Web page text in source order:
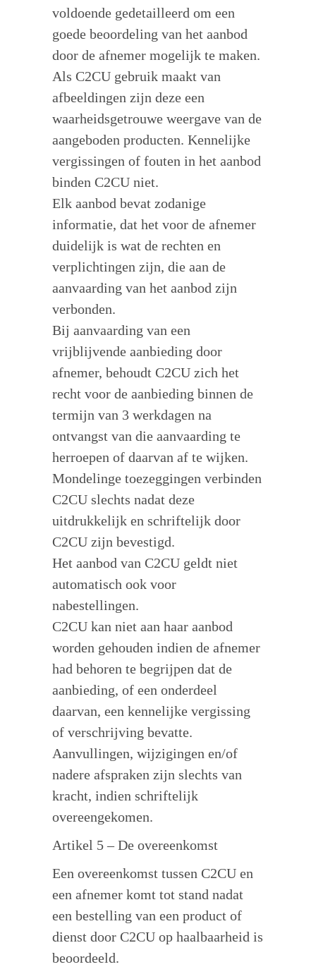
voldoende gedetailleerd om een
goede beoordeling van het aanbod
door de afnemer mogelijk te maken.
Als C2CU gebruik maakt van
afbeeldingen zijn deze een
waarheidsgetrouwe weergave van de
aangeboden producten. Kennelijke
vergissingen of fouten in het aanbod
binden C2CU niet.
Elk aanbod bevat zodanige
informatie, dat het voor de afnemer
duidelijk is wat de rechten en
verplichtingen zijn, die aan de
aanvaarding van het aanbod zijn
verbonden.
Bij aanvaarding van een
vrijblijvende aanbieding door
afnemer, behoudt C2CU zich het
recht voor de aanbieding binnen de
termijn van 3 werkdagen na
ontvangst van die aanvaarding te
herroepen of daarvan af te wijken.
Mondelinge toezeggingen verbinden
C2CU slechts nadat deze
uitdrukkelijk en schriftelijk door
C2CU zijn bevestigd.
Het aanbod van C2CU geldt niet
automatisch ook voor
nabestellingen.
C2CU kan niet aan haar aanbod
worden gehouden indien de afnemer
had behoren te begrijpen dat de
aanbieding, of een onderdeel
daarvan, een kennelijke vergissing
of verschrijving bevatte.
Aanvullingen, wijzigingen en/of
nadere afspraken zijn slechts van
kracht, indien schriftelijk
overeengekomen.
Artikel 5 – De overeenkomst
Een overeenkomst tussen C2CU en
een afnemer komt tot stand nadat
een bestelling van een product of
dienst door C2CU op haalbaarheid is
beoordeeld.